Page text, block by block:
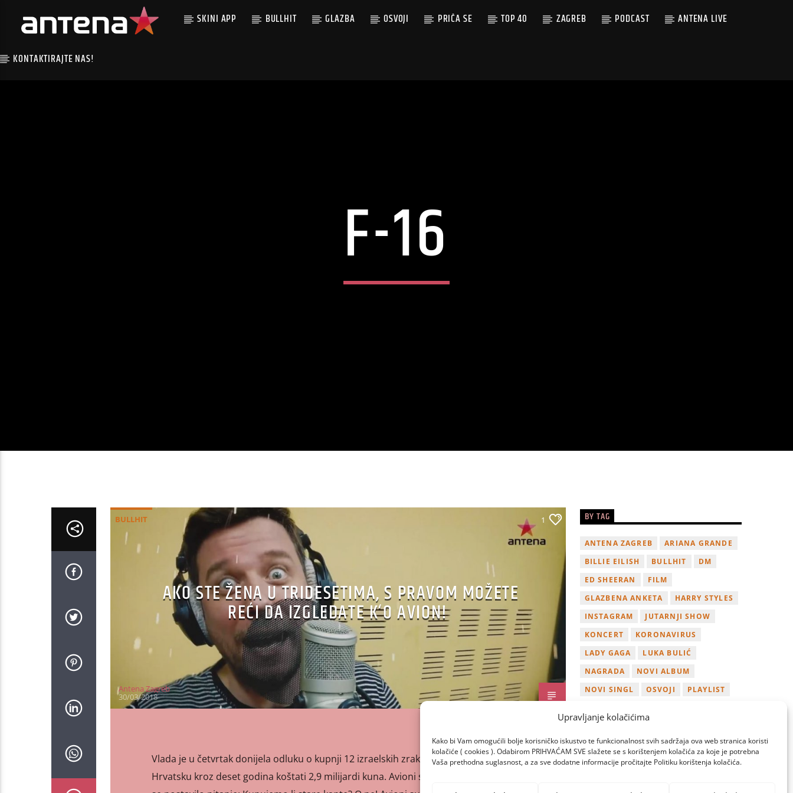
Upravljanje kolačićima
Kako bi Vam omogućili bolje korisničko iskustvo te funkcionalnost svih sadržaja ova web stranica koristi
kolačiće ( cookies ). Odabirom PRIHVAĆAM SVE slažete se s korištenjem kolačića za koje je potrebna
Vaša prethodna suglasnost, a za sve dodatne informacije pročitajte Politiku korištenja kolačića.
SKINI APP BULLHIT GLAZBA OSVOJI PRIČA SE TOP 40 ZAGREB PODCAST ANTENA LIVE
KONTAKTIRAJTE NAS!
F-16
BULLHIT 1
AKO STE ŽENA U TRIDESETIMA, S PRAVOM MOŽETE
REĆI DA IZGLEDATE K‘O AVION!
Antena Zagreb
30/03/2018
Vlada je u četvrtak donijela odluku o kupnji 12 izraelskih zrakoplova F-16 , koji će
Hrvatsku kroz deset godina koštati 2,9 milijardi kuna. Avioni su stari 30-ak godina pa
BY TAG
ANTENA ZAGREB
ARIANA GRANDE
BILLIE EILISH
BULLHIT
DM
ED SHEERAN
FILM
GLAZBENA ANKETA
HARRY STYLES
INSTAGRAM
JUTARNJI SHOW
KONCERT
KORONAVIRUS
LADY GAGA
LUKA BULIĆ
NAGRADA
NOVI ALBUM
NOVI SINGL
OSVOJI
PLAYLIST
TWITTER
ZAGREB